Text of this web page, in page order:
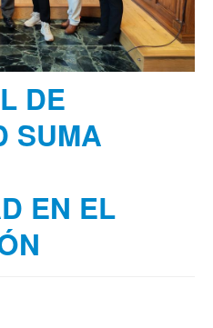
DE
SUMA
EN EL